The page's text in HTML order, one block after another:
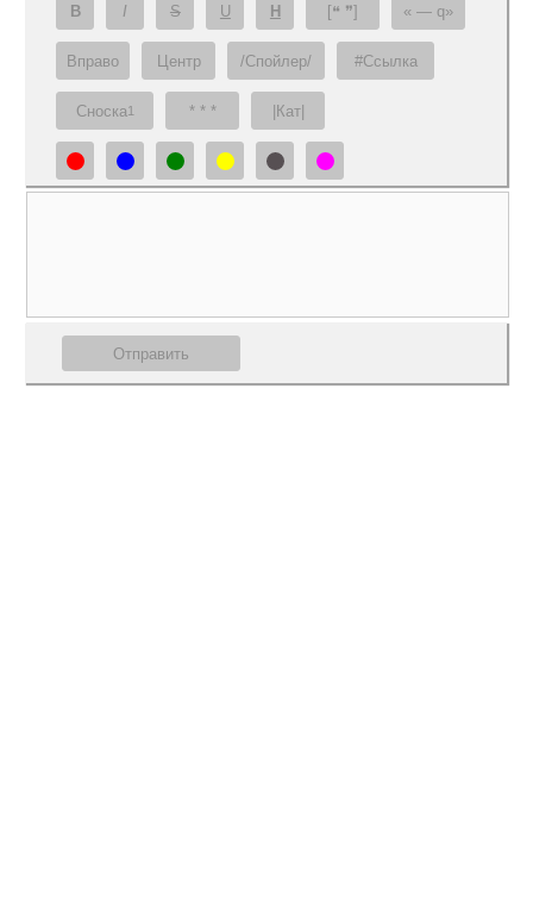
B I S U H [❝ ❞] — q
Вправо Центр /Спойлер/ #Ссылка
Сноска1 * * * |Кат|